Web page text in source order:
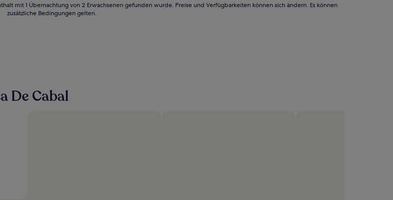
mit 1 Übernachtung von 2 Erwachsenen gefunden wurde. Preise und Verfügbarkeiten können sich ändern. Es können
zusätzliche Bedingungen gelten.
De Cabal